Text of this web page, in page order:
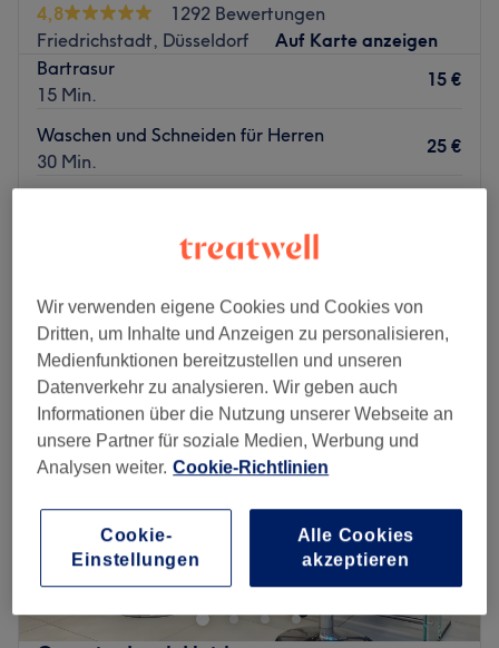
4,8
1292 Bewertungen
Friedrichstadt, Düsseldorf
Auf Karte anzeigen
Bartrasur
15 Min.
15 €
Waschen und Schneiden für Herren
30 Min.
25 €
Schnellansicht Saloninfos
Montag 09:00– 19:00
Dienstag
09:00–19:00
Mittwoch
09:00–19:00
Donnerstag
09:00–19:00
Freitag
09:00–19:00
Samstag
09:00– 18:30
Sonntag
Du bist auf der Suche nach einem authentischen
Barbershop? Unser Tipp: Barber Hirsch in Düsseldorf,
Friedrichstadt! Das professionelle Team überzeugt durch
Individualität, Sorgfalt und Perfektion. Haarschnitt,
Bartrasur oder Waxing - hier findest du genau das
Wir verwenden eigene Cookies und Cookies von
Dritten, um Inhalte und Anzeigen zu personalisieren,
Medienfunktionen bereitzustellen und unseren
Datenverkehr zu analysieren. Wir geben auch
Informationen über die Nutzung unserer Webseite an
unsere Partner für soziale Medien, Werbung und
Analysen weiter. Cookie-Richtlinien
Cookie-
Einstellungen
Alle Cookies
akzeptieren